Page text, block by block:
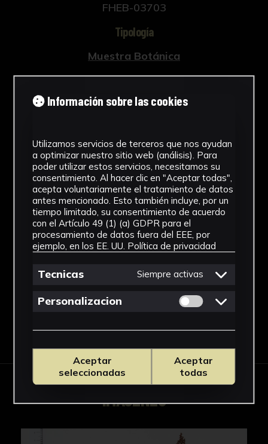
FHEB-03703
Tipología
Muestra Botánica
Cronología
SF
Fondo Herbario
Género
Pteris
Familia
Pteridaceae
Descargar Ficha
IMÁGENES
Información sobre las cookies
Utilizamos servicios de terceros que nos ayudan
a optimizar nuestro sitio web (análisis). Para
poder utilizar estos servicios, necesitamos su
consentimiento. Al hacer clic en "Aceptar todas",
acepta voluntariamente el tratamiento de datos
antes mencionado. Esto también incluye, por un
tiempo limitado, su consentimiento de acuerdo
con el Artículo 49 (1) (a) GDPR para el
procesamiento de datos fuera del EEE, por
ejemplo, en los EE. UU. Política de privacidad
Tecnicas Siempre activas
Personalizacion Permitir cookies
Aceptar
seleccionadas
Aceptar
todas